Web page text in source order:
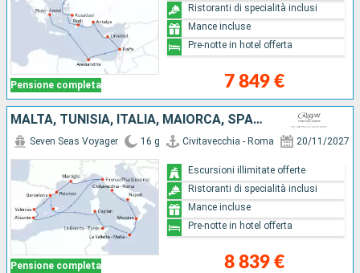
Pensione completa 7 849 €
Ristoranti di specialità inclusi
Mance incluse
Pre-notte in hotel offerta
MALTA, TUNISIA, ITALIA, MAIORCA, SPAGNA, FRANCIA
Pensione completa
Seven Seas Voyager 16 g Civitavecchia - Roma 20/11/2027
8 839 €
Escursioni illimitate offerte
Ristoranti di specialità inclusi
Mance incluse
Pre-notte in hotel offerta